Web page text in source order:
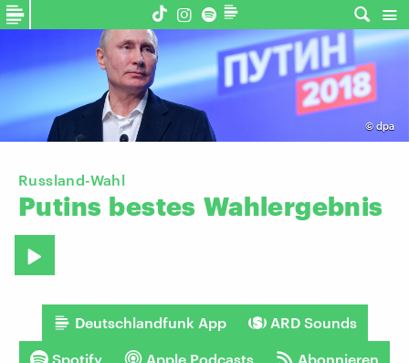
© dpa
Russland-Wahl
Putins bestes Wahlergebnis
Deutschlandfunk App ARD Sounds
Spotify Apple Podcasts Abonnieren